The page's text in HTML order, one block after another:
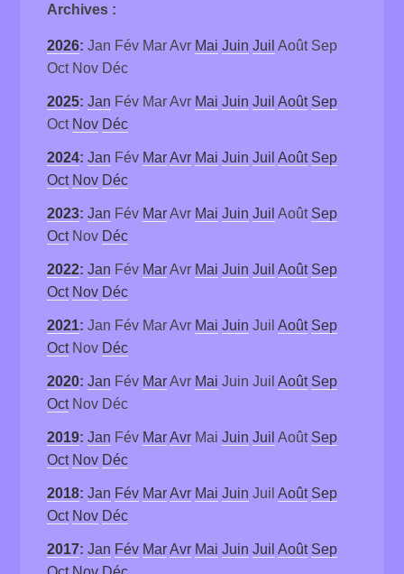
Archives :
2026:Jan Fév Mar Avr Mai Juin Juil Août Sep
Oct Nov Déc
2025:Jan Fév Mar Avr Mai Juin Juil Août Sep
Oct Nov Déc
2024:Jan Fév Mar Avr Mai Juin Juil Août Sep
Oct Nov Déc
2023:Jan Fév Mar Avr Mai Juin Juil Août Sep
Oct Nov Déc
2022:Jan Fév Mar Avr Mai Juin Juil Août Sep
Oct Nov Déc
2021:Jan Fév Mar Avr Mai Juin Juil Août Sep
Oct Nov Déc
2020:Jan Fév Mar Avr Mai Juin Juil Août Sep
Oct Nov Déc
2019:Jan Fév Mar Avr Mai Juin Juil Août Sep
Oct Nov Déc
2018:Jan Fév Mar Avr Mai Juin Juil Août Sep
Oct Nov Déc
2017:Jan Fév Mar Avr Mai Juin Juil Août Sep